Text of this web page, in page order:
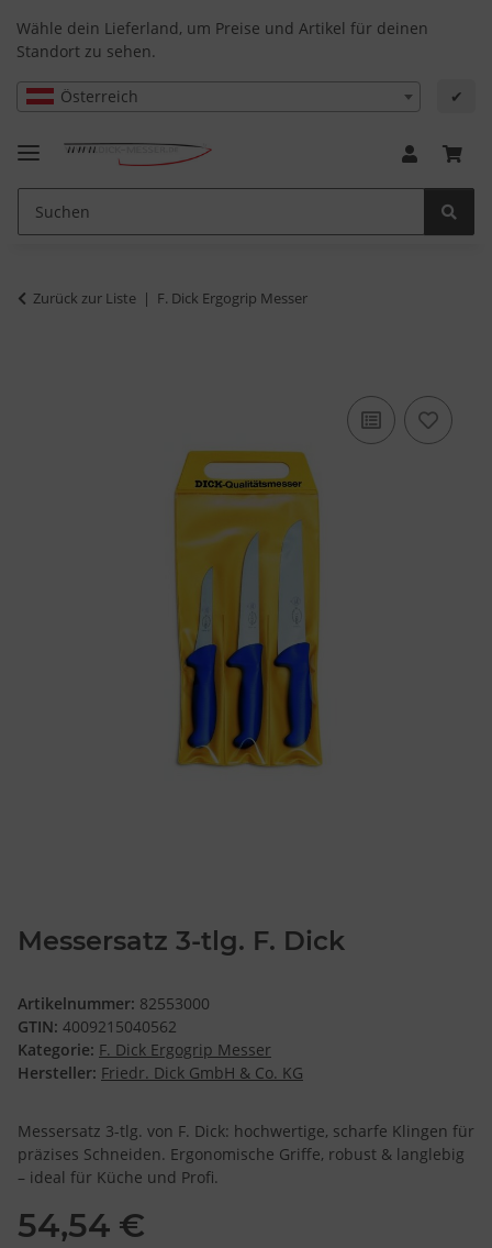
Wähle dein Lieferland, um Preise und Artikel für deinen
Standort zu sehen.
Österreich ✔
Zurück zur Liste F. Dick Ergogrip Messer
Messersatz 3-tlg. F. Dick
Artikelnummer: 82553000
GTIN: 4009215040562
Kategorie: F. Dick Ergogrip Messer
Hersteller: Friedr. Dick GmbH & Co. KG
Messersatz 3-tlg. von F. Dick: hochwertige, scharfe Klingen für
präzises Schneiden. Ergonomische Griffe, robust & langlebig
– ideal für Küche und Profi.
54,54 €